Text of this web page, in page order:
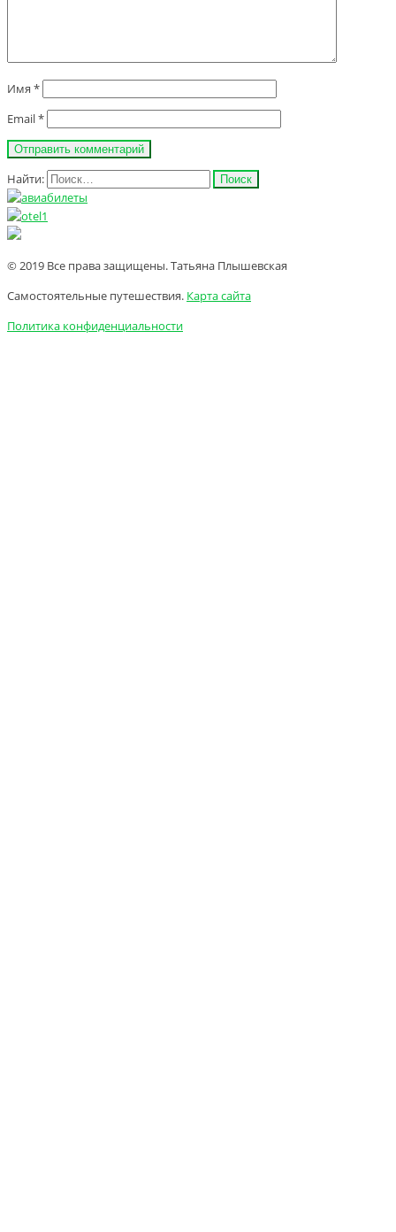
Имя *
Email*
Найти:
© 2019 Все права защищены. Татьяна Плышевская
Самостоятельные путешествия. Карта сайта
Политика конфиденциальности